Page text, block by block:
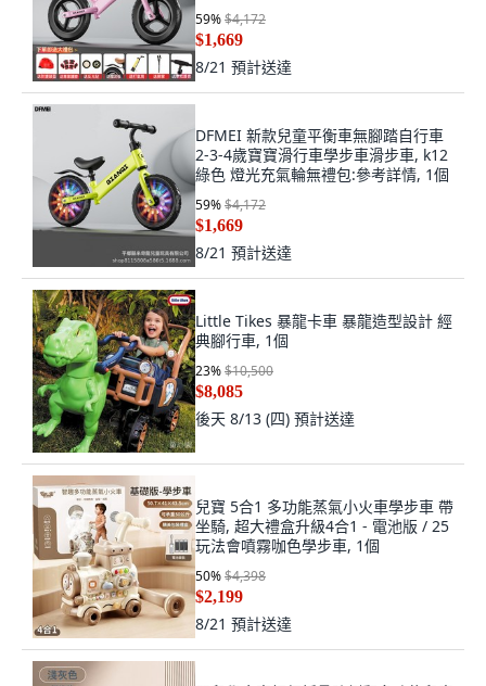
59%$4,172
$1,669
8/21 預計送達
DFMEI 新款兒童平衡車無腳踏自行車
2-3-4歲寶寶滑行車學步車滑步車, k12
綠色 燈光充氣輪無禮包:參考詳情, 1個
59%$4,172
$1,669
8/21 預計送達
Little Tikes 暴龍卡車 暴龍造型設計 經
典腳行車, 1個
23%$10,500
$8,085
後天 8/13 (四) 預計送達
兒寶 5合1 多功能蒸氣小火車學步車 帶
坐騎, 超大禮盒升級4合1 - 電池版 / 25
玩法會噴霧咖色學步車, 1個
50%$4,398
$2,199
8/21 預計送達